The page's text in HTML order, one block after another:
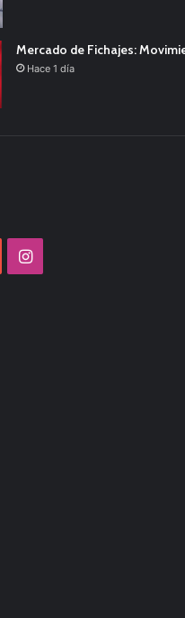
Mercado de Fichajes:
Hace 1 día
YouTubeInstagram